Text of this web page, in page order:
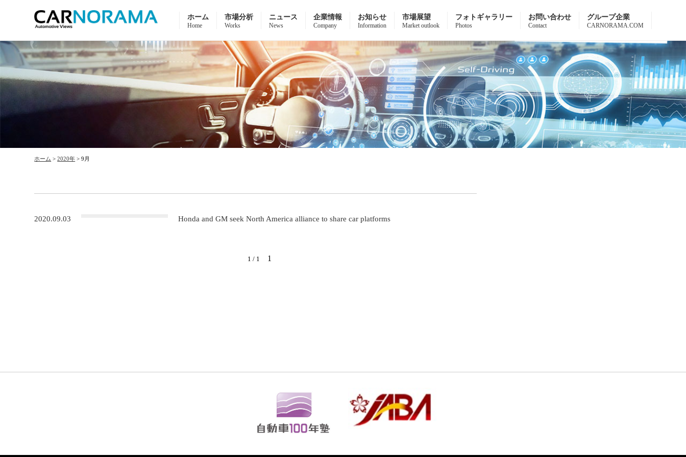
ホーム
Home
市場分析
Works
ニュース
News
企業情報
Company
お知らせ
Information
市場展望
Market outlook
フォトギャラリー
Photos
お問い合わせ
Contact
グループ企業
CARNORAMA.COM
ホーム >2020年 >9月
2020.09.03 Honda and GM seek North America alliance to share car platforms
1 / 1 1